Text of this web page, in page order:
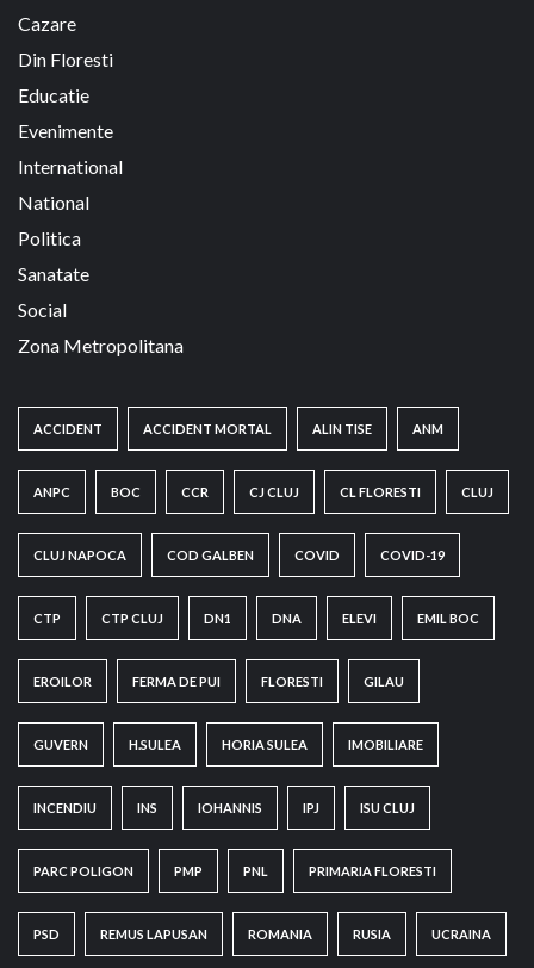
Cazare
Din Floresti
Educatie
Evenimente
International
National
Politica
Sanatate
Social
Zona Metropolitana
ACCIDENT ACCIDENT MORTAL ALIN TISE ANM
ANPC BOC CCR CJ CLUJ CL FLORESTI CLUJ
CLUJ NAPOCA COD GALBEN COVID COVID-19
CTP CTP CLUJ DN1 DNA ELEVI EMIL BOC
EROILOR FERMA DE PUI FLORESTI GILAU
GUVERN H.SULEA HORIA SULEA IMOBILIARE
INCENDIU INS IOHANNIS IPJ ISU CLUJ
PARC POLIGON PMP PNL PRIMARIA FLORESTI
PSD REMUS LAPUSAN ROMANIA RUSIA UCRAINA